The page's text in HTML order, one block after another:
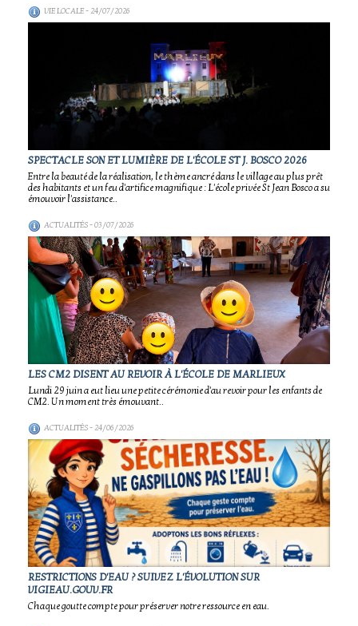
VIE LOCALE- 24/07/2026
SPECTACLE SON ET LUMIÈRE DE L'ÉCOLE ST J. BOSCO 2026
Entre la beauté de la réalisation, le thème ancré dans le village au plus prêt
des habitants et un feu d'artifice magnifique : L'école privée St Jean Bosco a su
émouvoir l'assistance..
ACTUALITÉS- 03/07/2026
LES CM2 DISENT AU REVOIR À L'ÉCOLE DE MARLIEUX
Lundi 29 juin a eut lieu une petite cérémonie d'au revoir pour les enfants de
CM2. Un moment très émouvant..
ACTUALITÉS- 24/06/2026
RESTRICTIONS D'EAU ? SUIVEZ L'ÉVOLUTION SUR
VIGIEAU.GOUV.FR
Chaque goutte compte pour préserver notre ressource en eau.